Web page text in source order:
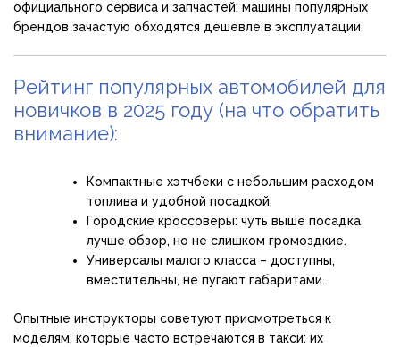
официального сервиса и запчастей: машины популярных
брендов зачастую обходятся дешевле в эксплуатации.
Рейтинг популярных автомобилей для
новичков в 2025 году (на что обратить
внимание):
Компактные хэтчбеки с небольшим расходом
топлива и удобной посадкой.
Городские кроссоверы: чуть выше посадка,
лучше обзор, но не слишком громоздкие.
Универсалы малого класса – доступны,
вместительны, не пугают габаритами.
Опытные инструкторы советуют присмотреться к
моделям, которые часто встречаются в такси: их